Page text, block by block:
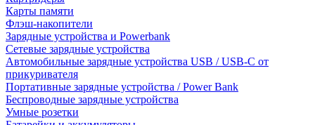
Карты памяти
Флэш-накопители
Зарядные устройства и Powerbank
Сетевые зарядные устройства
Автомобильные зарядные устройства USB / USB-C от
прикуривателя
Портативные зарядные устройства / Power Bank
Беспроводные зарядные устройства
Умные розетки